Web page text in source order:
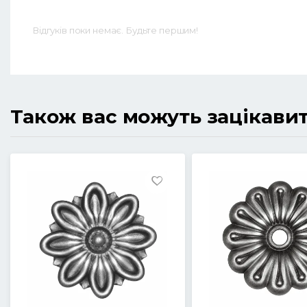
Відгуків поки немає. Будьте першим!
Також вас можуть